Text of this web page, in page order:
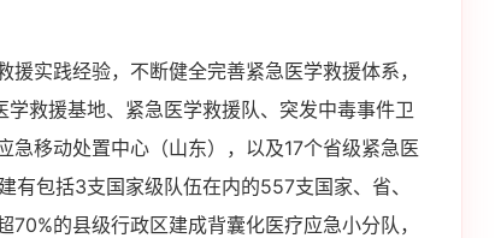
实践经验，不断健全完善紧急医学救援体系，
救援基地、紧急医学救援队、突发中毒事件卫
移动处置中心（山东），以及17个省级紧急医
有包括3支国家级队伍在内的557支国家、省、
的县级行政区建成背囊化医疗应急小分队，